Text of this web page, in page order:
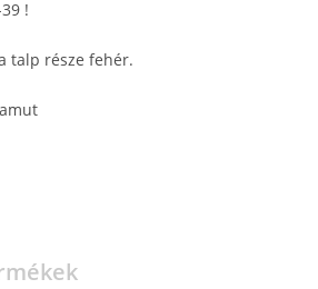
!
talp része fehér.